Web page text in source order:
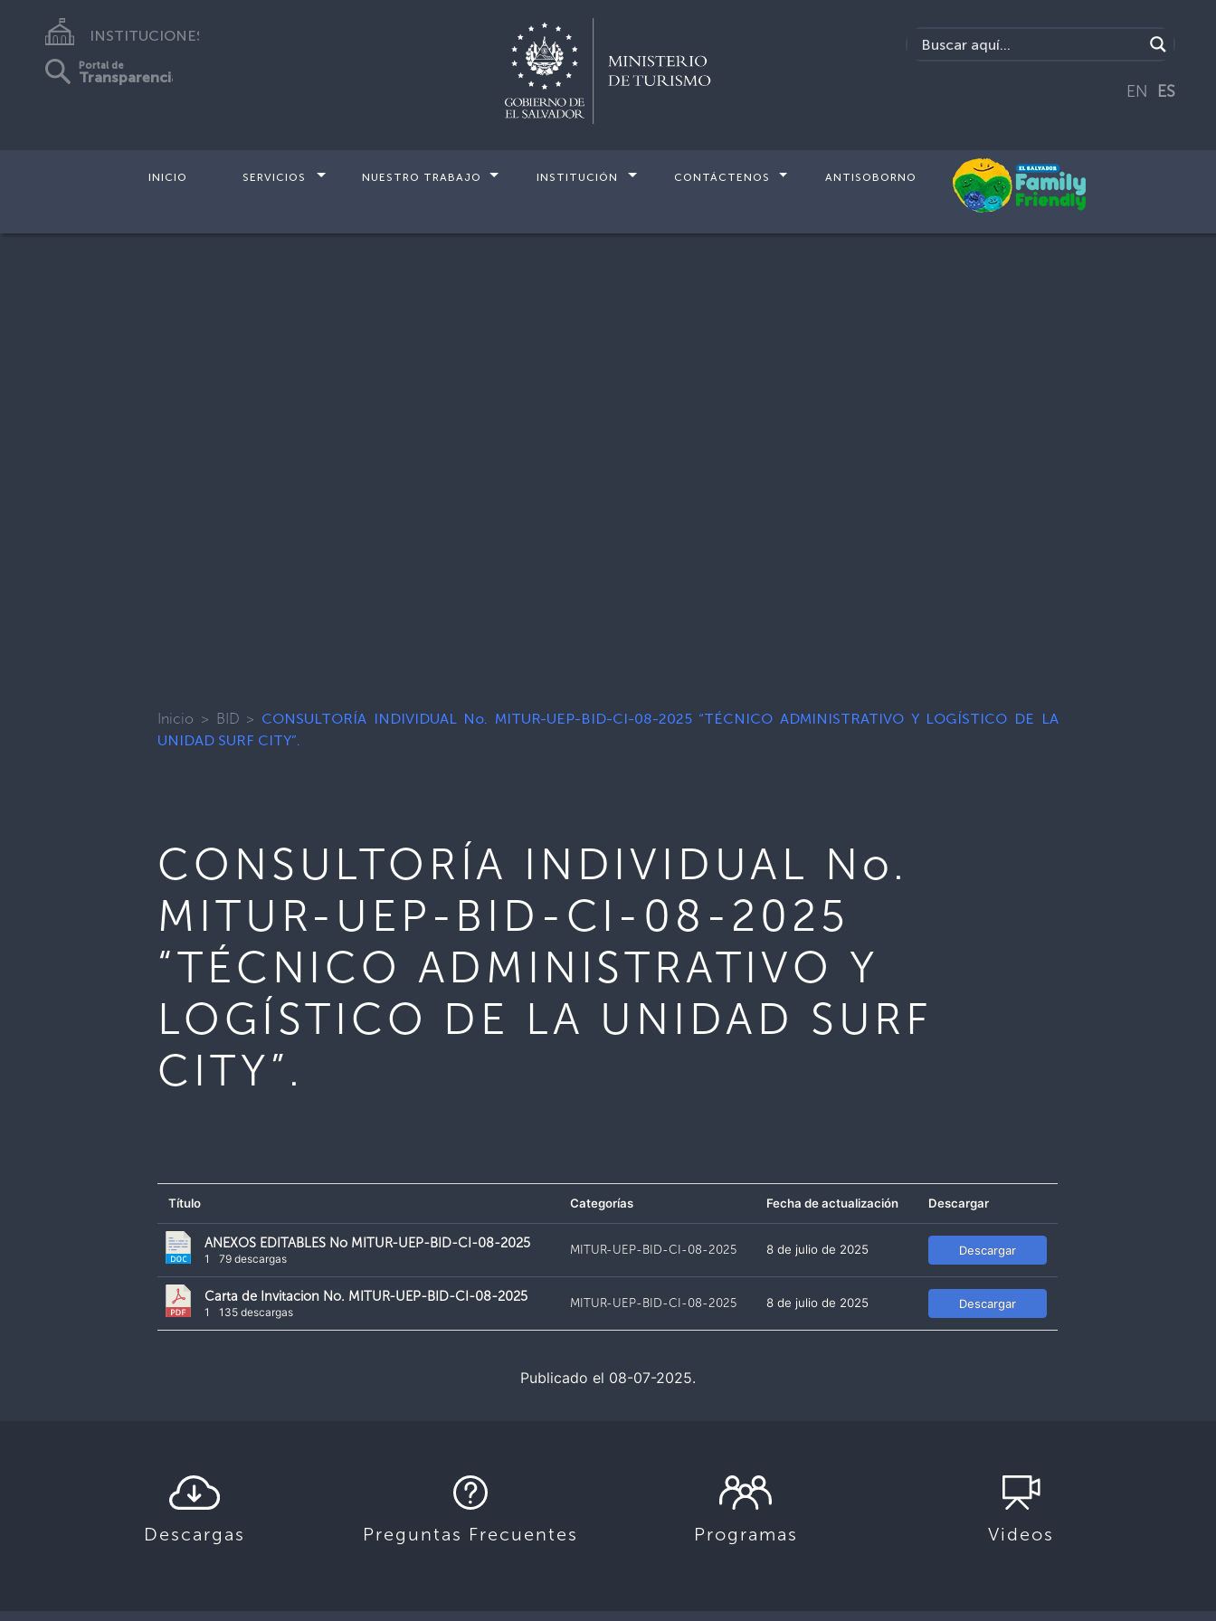
INSTITUCIONES
Portal de
Transparencia
EN ES
INICIO SERVICIOS NUESTRO TRABAJO INSTITUCIÓN CONTÁCTENOS ANTISOBORNO
Inicio > BID > CONSULTORÍA INDIVIDUAL No. MITUR-UEP-BID-CI-08-2025 “TÉCNICO ADMINISTRATIVO Y LOGÍSTICO DE LA
UNIDAD SURF CITY”.
CONSULTORÍA INDIVIDUAL No.
MITUR-UEP-BID-CI-08-2025
“TÉCNICO ADMINISTRATIVO Y
LOGÍSTICO DE LA UNIDAD SURF
CITY”.
Título Categorías Fecha de actualización Descargar
ANEXOS EDITABLES No MITUR-UEP-BID-CI-08-2025
1 79 descargas
MITUR-UEP-BID-CI-08-2025 8 de julio de 2025 Descargar
Carta de Invitacion No. MITUR-UEP-BID-CI-08-2025
1 135 descargas
MITUR-UEP-BID-CI-08-2025 8 de julio de 2025 Descargar
Publicado el 08-07-2025.
Descargas Preguntas Frecuentes Programas Videos